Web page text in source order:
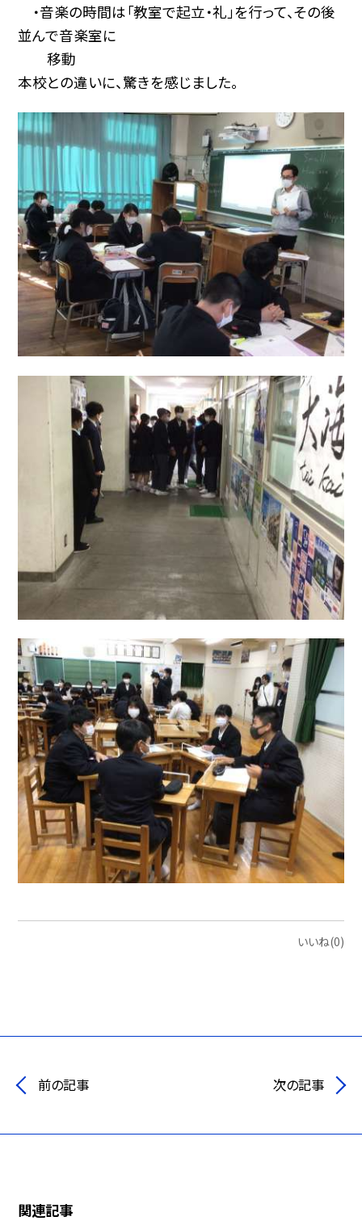
・音楽の時間は「教室で起立・礼」を行って、その後
並んで音楽室に
移動
本校との違いに、驚きを感じました。
いいね(0)
前の記事 次の記事
関連記事